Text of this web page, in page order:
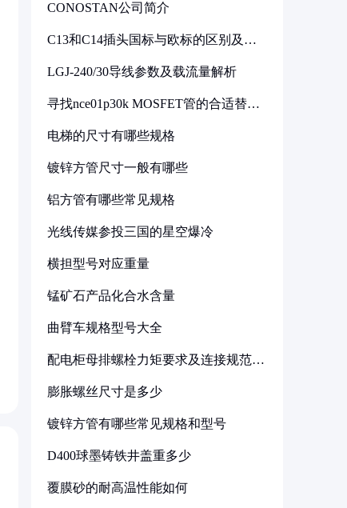
CONOSTAN公司简介
C13和C14插头国标与欧标的区别及其
LGJ-240/30导线参数及载流量解析
寻找nce01p30k MOSFET管的合适替代
电梯的尺寸有哪些规格
镀锌方管尺寸一般有哪些
铝方管有哪些常见规格
光线传媒参投三国的星空爆冷
横担型号对应重量
锰矿石产品化合水含量
曲臂车规格型号大全
配电柜母排螺栓力矩要求及连接规范详
膨胀螺丝尺寸是多少
镀锌方管有哪些常见规格和型号
D400球墨铸铁井盖重多少
覆膜砂的耐高温性能如何